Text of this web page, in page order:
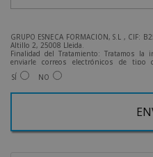
GRUPO ESNECA FORMACIÓN, S.L ,
Altillo 2, 25008 Lleida.
Finalidad del Tratamiento: Tratamos
enviarle correos electrónicos de tipo
ofrecidos y otros tipo de productos que
Legitimación del tratamiento:
a la dirección admin@grupoesneca.com.
Desea recibir información comercial (vía
SÍ NO